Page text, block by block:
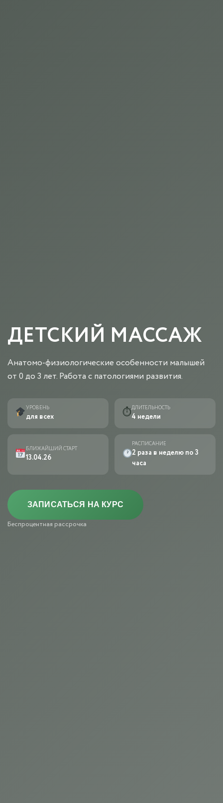
ДЕТСКИЙ МАССАЖ
Анатомо-физиологические особенности малышей
от 0 до 3 лет. Работа с патологиями развития.
УРОВЕНЬ
для всех ⏱ДЛИТЕЛЬНОСТЬ
4 недели
БЛИЖАЙШИЙ СТАРТ
13.04.26
РАСПИСАНИЕ
2 раза в неделю по 3
часа
ЗАПИСАТЬСЯ НА КУРС
Беспроцентная рассрочка